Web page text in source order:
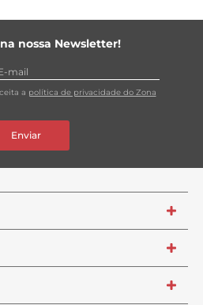
nossa Newsletter!
a política de privacidade do Zona
Enviar
+
+
+